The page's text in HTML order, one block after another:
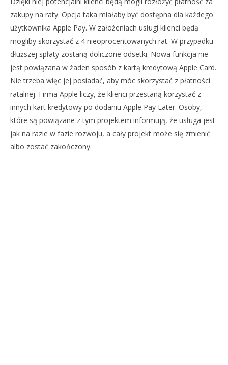
NOW VIEWING
TRWAJĄ PRACĘ NAD RATAMI W USŁUDZE APPLE PAY
CZYLI APPLE PAY LATER
16
lipca
2021
Mateusz
Bauman
zakupy na raty. Opcja taka miałaby być dostępna dla każdego
użytkownika Apple Pay. W założeniach usługi klienci będą
mogliby skorzystać z 4 nieoprocentowanych rat. W przypadku
dłuższej spłaty zostaną doliczone odsetki. Nowa funkcja nie
jest powiązana w żaden sposób z kartą kredytową Apple Card.
Nie trzeba więc jej posiadać, aby móc skorzystać z płatności
ratalnej. Firma Apple liczy, że klienci przestaną korzystać z
innych kart kredytowy po dodaniu Apple Pay Later. Osoby,
które są powiązane z tym projektem informują, że usługa jest
jak na razie w fazie rozwoju, a cały projekt może się zmienić
albo zostać zakończony.